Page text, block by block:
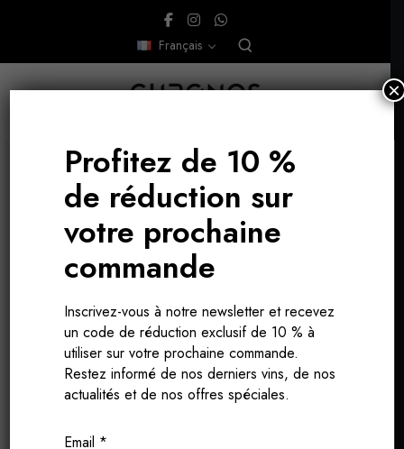
Français
Profitez de 10 %
de réduction sur
votre prochaine
commande
Inscrivez-vous à notre newsletter et recevez
un code de réduction exclusif de 10 % à
utiliser sur votre prochaine commande.
Restez informé de nos derniers vins, de nos
actualités et de nos offres spéciales.
Email *
×